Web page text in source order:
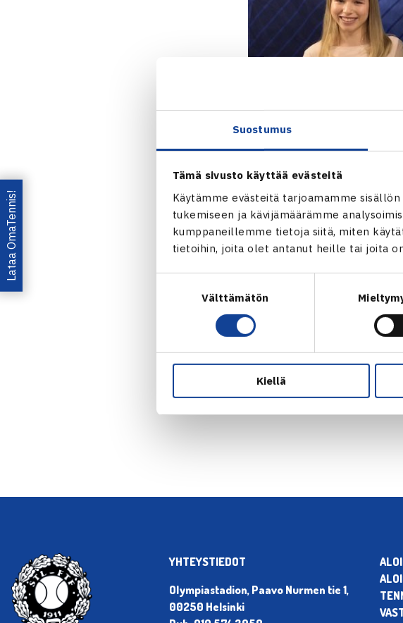
Suostumus
Tämä sivusto käyttää evästeitä
Käytämme evästeitä tarjoamamme
tukemiseen ja kävijämäärämme
kumppaneillemme tietoja siitä, miten
tietoihin, joita olet antanut heille tai joita
Välttämätön
Kiellä
← Edellinen
Lataa OmaTennis!
YHTEYSTIEDOT
Olympiastadion, Paavo Nurmen tie 1,
00250 Helsinki